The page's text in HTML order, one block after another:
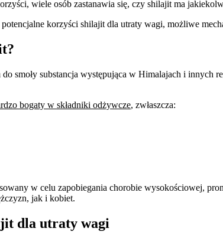
wiele osób zastanawia się, czy shilajit ma
korzyści shilajit dla utraty wagi, możliwe
smoły substancja występująca w Himalajach i innych
bogaty w składniki odżywcze, zwłaszcza:
w celu zapobiegania chorobie wysokościowej,
jak i kobiet.
dla utraty wagi